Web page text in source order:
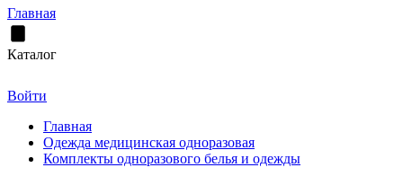
Главная
Каталог
Войти
Главная
Одежда медицинская одноразовая
Комплекты одноразового белья и одежды